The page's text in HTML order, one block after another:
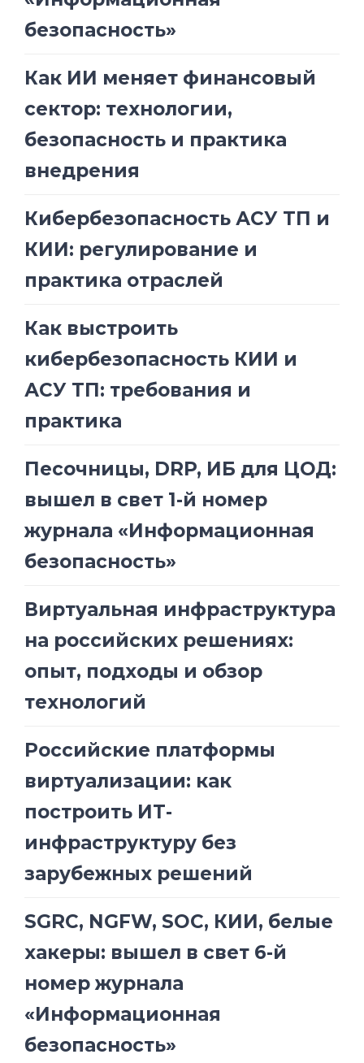
безопасность»
Как ИИ меняет финансовый
сектор: технологии,
безопасность и практика
внедрения
Кибербезопасность АСУ ТП и
КИИ: регулирование и
практика отраслей
Как выстроить
кибербезопасность КИИ и
АСУ ТП: требования и
практика
Песочницы, DRP, ИБ для ЦОД:
вышел в свет 1-й номер
журнала «Информационная
безопасность»
Виртуальная инфраструктура
на российских решениях:
опыт, подходы и обзор
технологий
Российские платформы
виртуализации: как
построить ИТ-
инфраструктуру без
зарубежных решений
SGRC, NGFW, SOC, КИИ, белые
хакеры: вышел в свет 6-й
номер журнала
«Информационная
безопасность»